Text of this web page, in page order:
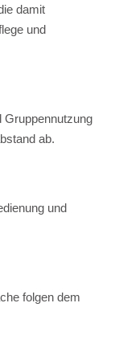
damit
und
Gruppennutzung
ab.
und
folgen dem